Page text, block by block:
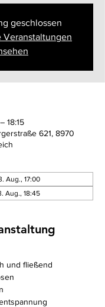
geschlossen
Veranstaltungen
18:15
621, 8970
Aug., 17:00
Aug., 18:45
und fließend